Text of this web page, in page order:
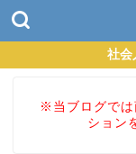
社会
※当ブログでは
ション